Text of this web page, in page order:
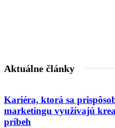
Aktuálne články
Kariéra, ktorá sa
marketingu využívajú
príbeh